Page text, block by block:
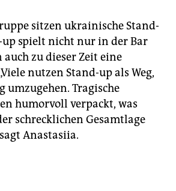
sitzen ukrainische Stand-
spielt nicht nur in der Bar
zu dieser Zeit eine
nutzen Stand-up als Weg,
umzugehen. Tragische
humorvoll verpackt, was
schrecklichen Gesamtlage
Anastasiia.